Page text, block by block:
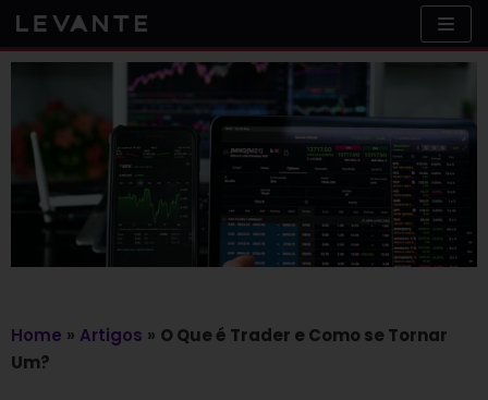
Skip
to
Home » Artigos » O Que é Trader e Como se Tornar
Um?